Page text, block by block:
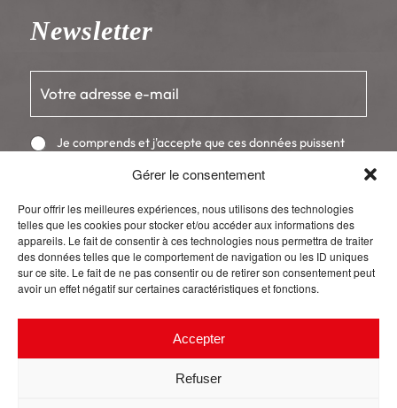
Gérer le consentement
Pour offrir les meilleures expériences, nous utilisons des technologies
telles que les cookies pour stocker et/ou accéder aux informations des
appareils. Le fait de consentir à ces technologies nous permettra de traiter
des données telles que le comportement de navigation ou les ID uniques
sur ce site. Le fait de ne pas consentir ou de retirer son consentement peut
avoir un effet négatif sur certaines caractéristiques et fonctions.
Accepter
Refuser
Newsletter
iC
x
m
u
l
t
i
*
Je comprends et j'accepte que ces données puissent
S'inscrire